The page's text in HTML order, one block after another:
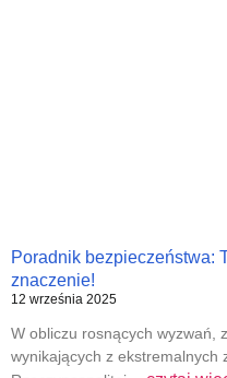
Poradnik bezpieczeństwa:
znaczenie!
12 września 2025
W obliczu rosnących wyzwań,
wynikających z ekstremalnych